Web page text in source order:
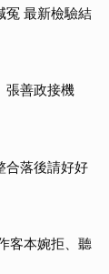
冤 最新檢驗結
善政接機
合落後請好好
客本婉拒、聽